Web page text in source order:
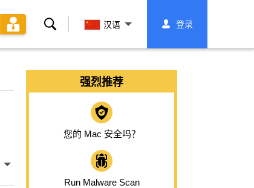
搜
汉语 登录
强烈推荐
您的 Mac 安全吗？
Run Malware Scan